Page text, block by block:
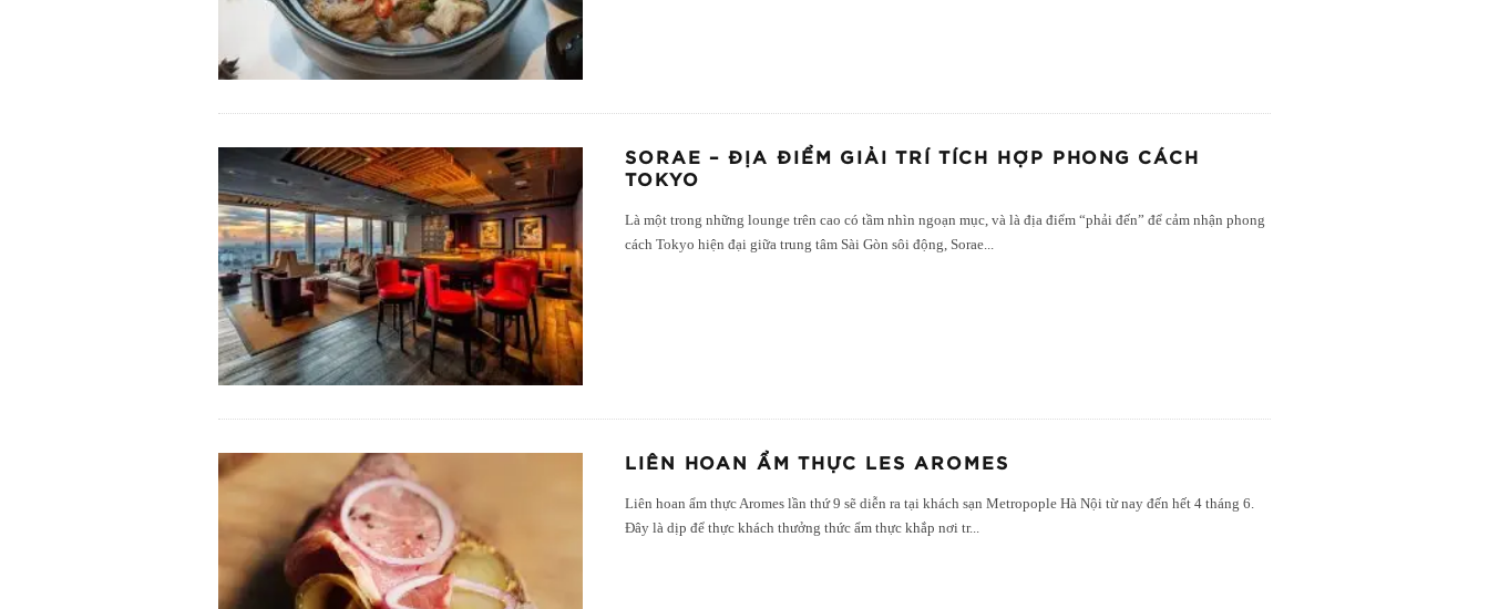
SORAE – ĐỊA ĐIỂM GIẢI TRÍ TÍCH HỢP PHONG CÁCH
TOKYO
Là một trong những lounge trên cao có tầm nhìn ngoạn mục, và là địa điểm “phải đến” để cảm nhận phong
cách Tokyo hiện đại giữa trung tâm Sài Gòn sôi động, Sorae
LIÊN HOAN ẨM THỰC LES AROMES
Liên hoan ẩm thực Aromes lần thứ 9 sẽ diễn ra tại khách sạn Metropople Hà Nội từ nay đến hết 4 tháng 6.
Đây là dịp để thực khách thưởng thức ẩm thực khắp nơi tr...